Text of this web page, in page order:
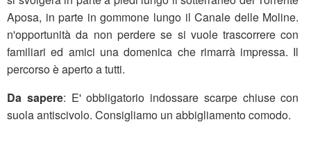
Aposa, in parte in gommone lungo il Canale delle Moline.
n'opportunità da non perdere se si vuole trascorrere con
familiari ed amici una domenica che rimarrà impressa. Il
percorso è aperto a tutti.
Da sapere: E' obbligatorio indossare scarpe chiuse con
suola antiscivolo. Consigliamo un abbigliamento comodo.